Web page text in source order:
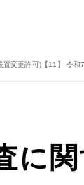
置変更許可)【11】 令和
に